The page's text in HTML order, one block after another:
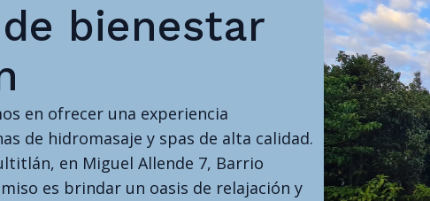
bienestar
en ofrecer una experiencia
de hidromasaje y spas de alta calidad.
en Miguel Allende 7, Barrio
es brindar un oasis de relajación y